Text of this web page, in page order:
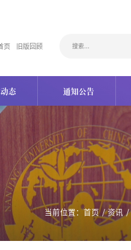
页 旧版回顾
态 通知公告
当前位置：首页 / 资讯 /